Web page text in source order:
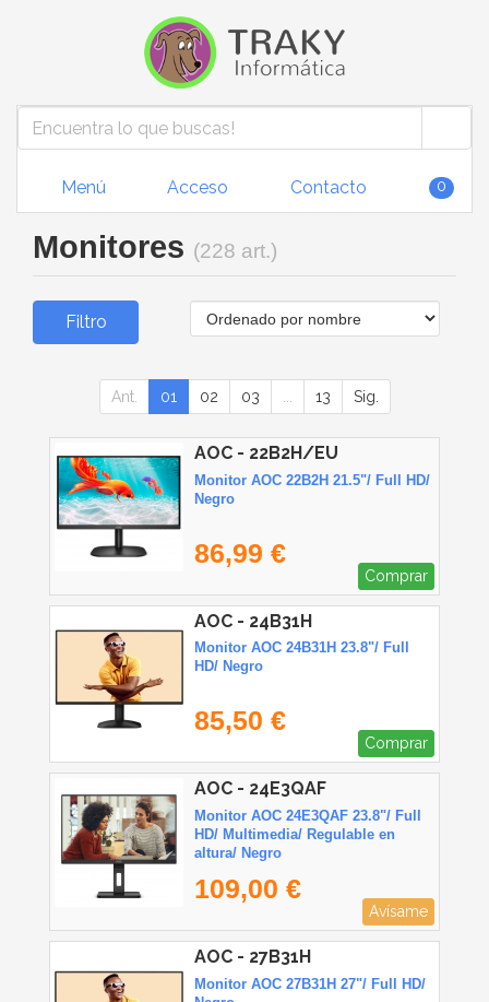
Menú Acceso Contacto 0
Monitores (228 art.)
Filtro
Ant. 01 02 03 13 Sig.
AOC - 22B2H/EU
Monitor AOC 22B2H 21.5"/ Full HD/
Negro
86,99 €
Comprar
AOC - 24B31H
Monitor AOC 24B31H 23.8"/ Full
HD/ Negro
85,50 €
Comprar
AOC - 24E3QAF
Monitor AOC 24E3QAF 23.8"/ Full
HD/ Multimedia/ Regulable en
altura/ Negro
109,00 €
Avísame
AOC - 27B31H
Monitor AOC 27B31H 27"/ Full HD/